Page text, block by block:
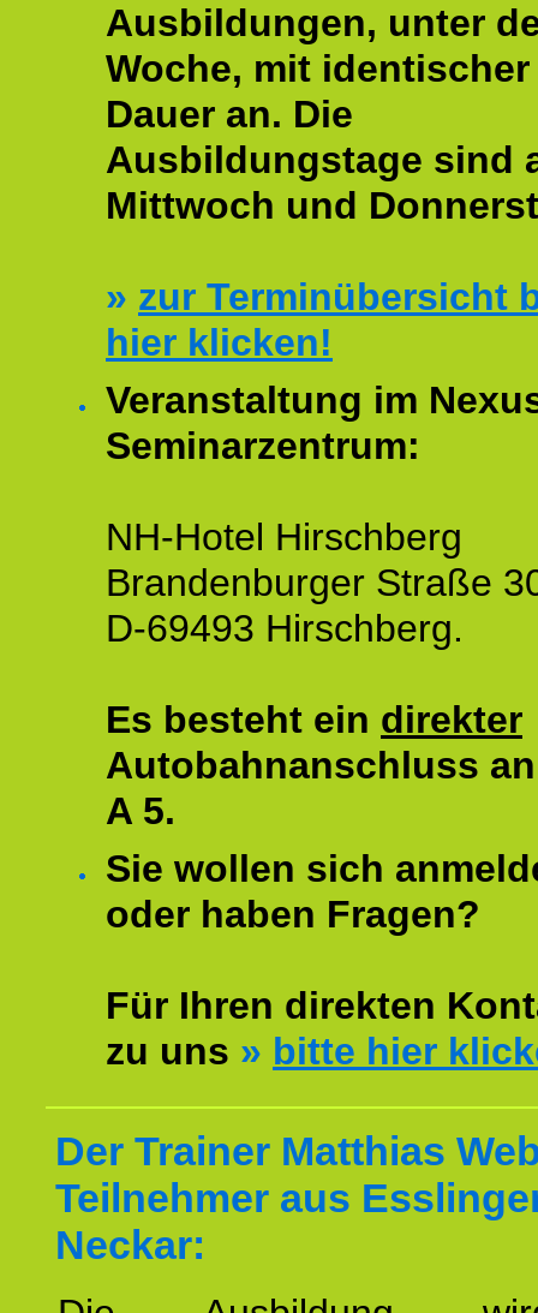
Ausbildungen, unter
Woche, mit identischer
Dauer an. Die
Ausbildungstage sind
Mittwoch und
» zur Terminübersicht
hier klicken!
Veranstaltung im
Seminarzentrum:
NH-Hotel Hirschberg
Brandenburger Straße
D-69493 Hirschberg.
Es besteht ein direkter
Autobahnanschluss
A 5.
Sie wollen sich
oder haben Fragen?
Für Ihren direkten
zu uns » bitte hier
Der Trainer Matthias
Teilnehmer aus
Neckar: